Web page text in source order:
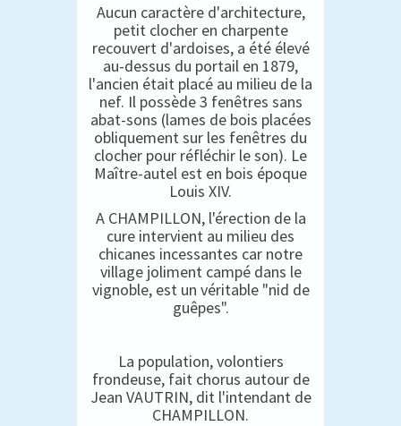
Aucun caractère d'architecture,
petit clocher en charpente
recouvert d'ardoises, a été élevé
au-dessus du portail en 1879,
l'ancien était placé au milieu de la
nef. Il possède 3 fenêtres sans
abat-sons (lames de bois placées
obliquement sur les fenêtres du
clocher pour réfléchir le son). Le
Maître-autel est en bois époque
Louis XIV.
A CHAMPILLON, l'érection de la
cure intervient au milieu des
chicanes incessantes car notre
village joliment campé dans le
vignoble, est un véritable "nid de
guêpes".
La population, volontiers
frondeuse, fait chorus autour de
Jean VAUTRIN, dit l'intendant de
CHAMPILLON.